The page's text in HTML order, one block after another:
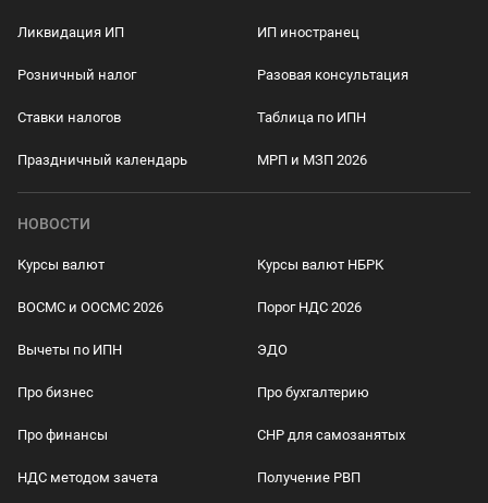
Ликвидация ИП ИП иностранец
Розничный налог Разовая консультация
Ставки налогов Таблица по ИПН
Праздничный календарь МРП и МЗП 2026
НОВОСТИ
Курсы валют Курсы валют НБРК
ВОСМС и ООСМС 2026 Порог НДС 2026
Вычеты по ИПН ЭДО
Про бизнес Про бухгалтерию
Про финансы СНР для самозанятых
НДС методом зачета Получение РВП